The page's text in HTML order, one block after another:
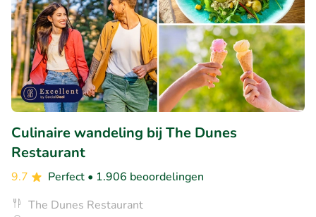
Culinaire wandeling bij The Dunes
Restaurant
9.7 Perfect • 1.906 beoordelingen
The Dunes Restaurant